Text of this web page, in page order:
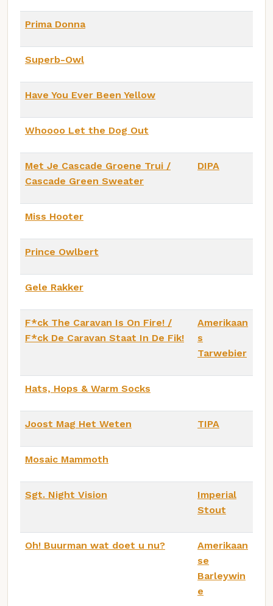
Prima Donna
Superb-Owl
Have You Ever Been Yellow
Whoooo Let the Dog Out
Met Je Cascade Groene Trui /
Cascade Green Sweater
DIPA
Miss Hooter
Prince Owlbert
Gele Rakker
F*ck The Caravan Is On Fire! /
F*ck De Caravan Staat In De Fik!
Amerikaan
s
Tarwebier
Hats, Hops & Warm Socks
Joost Mag Het Weten TIPA
Mosaic Mammoth
Sgt. Night Vision
Imperial
Stout
Oh! Buurman wat doet u nu?
Amerikaan
se
Barleywin
e